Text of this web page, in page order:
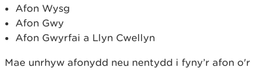
Afon Wysg
Afon Gwy
Afon Gwyrfai a Llyn Cwellyn
Mae unrhyw afonydd neu nentydd i fyny’r afon o'r